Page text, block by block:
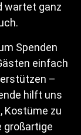
wartet ganz
Spenden
einfach
–
hilft uns
Kostüme zu
großartige